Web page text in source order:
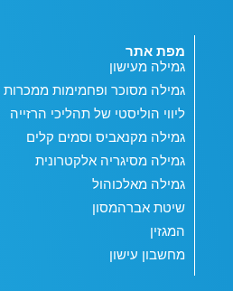
מפת אתר
גמילה מעישון
גמילה מסוכר ופחמימות
ליווי הוליסטי של תהליכי הרזייה
גמילה מקנאביס וסמים קלים
גמילה מסיגריה אלקטרונית
גמילה מאלכוהול
שיטת אברהמסון
המגזין
מחשבון עישון